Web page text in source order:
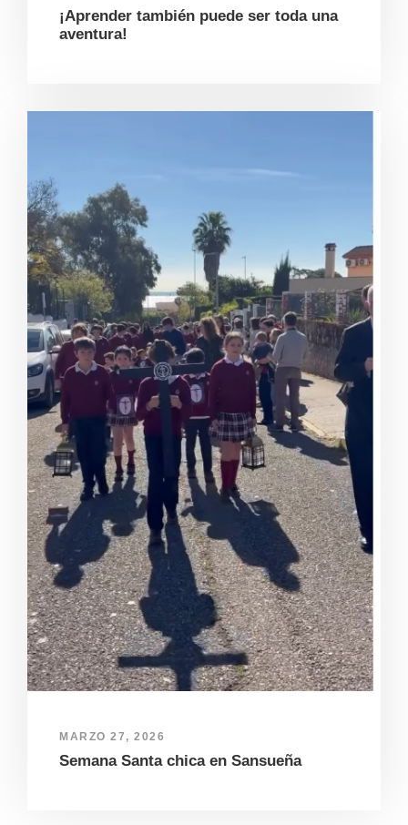
¡Aprender también puede ser toda una
aventura!
MARZO 27, 2026
Semana Santa chica en Sansueña